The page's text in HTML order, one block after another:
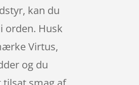
kan du
orden. Husk
Virtus,
og du